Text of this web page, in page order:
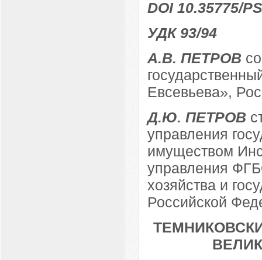
DOI 10.35775/
УДК 93/94
А.В. ПЕТРОВ
Евсевьева»,
Д.Ю. ПЕТРОВ
управления
имуществом
управления
хозяйства и
Российской